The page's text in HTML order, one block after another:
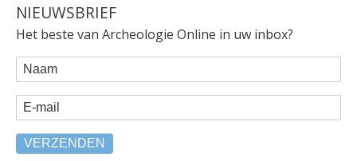
NIEUWSBRIEF
Het beste van Archeologie Online in uw inbox?
WEBFORM
Naam
E-mail